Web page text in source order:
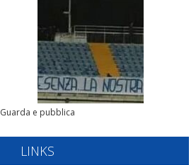
Guarda e pubblica
LINKS